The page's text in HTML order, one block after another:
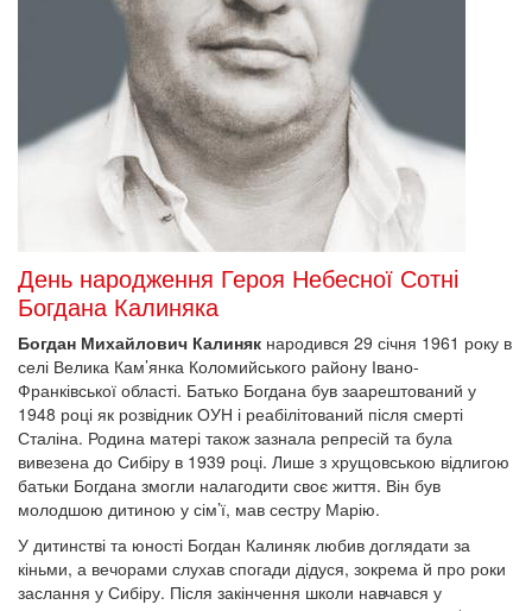
День народження Героя Небесної Сотні
Богдана Калиняка
Богдан Михайлович Калиняк народився 29 січня 1961 року в
селі Велика Кам’янка Коломийського району Івано-
Франківської області. Батько Богдана був заарештований у
1948 році як розвідник ОУН і реабілітований після смерті
Сталіна. Родина матері також зазнала репресій та була
вивезена до Сибіру в 1939 році. Лише з хрущовською відлигою
батьки Богдана змогли налагодити своє життя. Він був
молодшою дитиною у сім’ї, мав сестру Марію.
У дитинстві та юності Богдан Калиняк любив доглядати за
кіньми, а вечорами слухав спогади дідуся, зокрема й про роки
заслання у Сибіру. Після закінчення школи навчався у